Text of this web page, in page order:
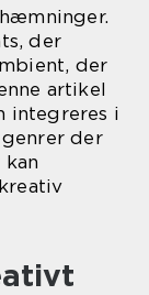
der
der
artikel
integreres i
der